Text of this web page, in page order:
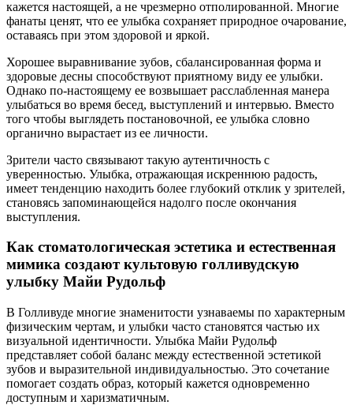
кажется настоящей, а не чрезмерно отполированной. Многие
фанаты ценят, что ее улыбка сохраняет природное очарование,
оставаясь при этом здоровой и яркой.
Хорошее выравнивание зубов, сбалансированная форма и
здоровые десны способствуют приятному виду ее улыбки.
Однако по-настоящему ее возвышает расслабленная манера
улыбаться во время бесед, выступлений и интервью. Вместо
того чтобы выглядеть постановочной, ее улыбка словно
органично вырастает из ее личности.
Зрители часто связывают такую аутентичность с
уверенностью. Улыбка, отражающая искреннюю радость,
имеет тенденцию находить более глубокий отклик у зрителей,
становясь запоминающейся надолго после окончания
выступления.
Как стоматологическая эстетика и естественная
мимика создают культовую голливудскую
улыбку Майи Рудольф
В Голливуде многие знаменитости узнаваемы по характерным
физическим чертам, и улыбки часто становятся частью их
визуальной идентичности. Улыбка Майи Рудольф
представляет собой баланс между естественной эстетикой
зубов и выразительной индивидуальностью. Это сочетание
помогает создать образ, который кажется одновременно
доступным и харизматичным.